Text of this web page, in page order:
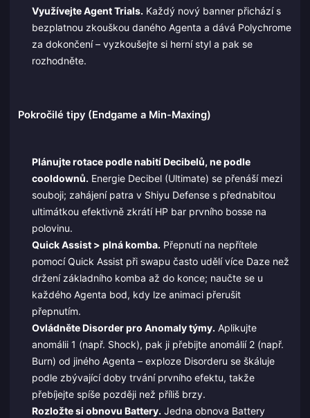
Využívejte Agent Trials. Každý nový banner přichází s
bezplatnou zkouškou daného Agenta a dává Polychrome
za dokončení – vyzkoušejte si herní styl a pak se
rozhodněte.
Pokročilé tipy (Endgame a Min-Maxing)
Plánujte rotace podle nabití Decibelů, ne podle
cooldownů. Energie Decibel (Ultimate) se přenáší mezi
souboji; zahájení patra v Shiyu Defense s přednabitou
ultimátkou efektivně zkrátí HP bar prvního bosse na
polovinu.
Quick Assist > plná komba. Přepnutí na nepřítele
pomocí Quick Assist při swapu často udělí více Daze než
držení základního komba až do konce; naučte se u
každého Agenta bod, kdy lze animaci přerušit
přepnutím.
Ovládněte Disorder pro Anomaly týmy. Aplikujte
anomálii 1 (např. Shock), pak ji přebijte anomálií 2 (např.
Burn) od jiného Agenta – exploze Disorderu se škáluje
podle zbývající doby trvání prvního efektu, takže
přebíjejte spíše později než příliš brzy.
Rozložte si obnovu Battery. Jedna obnova Battery